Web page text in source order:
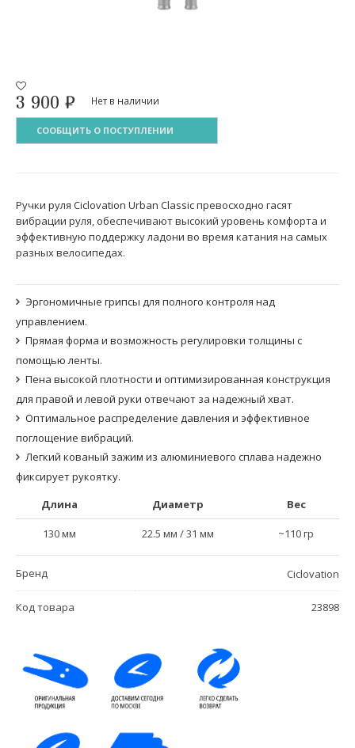
3 900 ₽ Нет в наличии
СООБЩИТЬ О ПОСТУПЛЕНИИ
Ручки руля Ciclovation Urban Classic превосходно гасят
вибрации руля, обеспечивают высокий уровень комфорта и
эффективную поддержку ладони во время катания на самых
разных велосипедах.
Эргономичные грипсы для полного контроля над
управлением.
Прямая форма и возможность регулировки толщины с
помощью ленты.
Пена высокой плотности и оптимизированная конструкция
для правой и левой руки отвечают за надежный хват.
Оптимальное распределение давления и эффективное
поглощение вибраций.
Легкий кованый зажим из алюминиевого сплава надежно
фиксирует рукоятку.
Длина
Диаметр Вес
130 мм 22.5 мм / 31 мм ~110 гр
Бренд Ciclovation
Код товара 23898